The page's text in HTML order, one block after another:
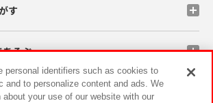
す
あそぶ
ンペーン
personal identifiers such as cookies to
and to personalize content and ads. We
about your use of our website with our